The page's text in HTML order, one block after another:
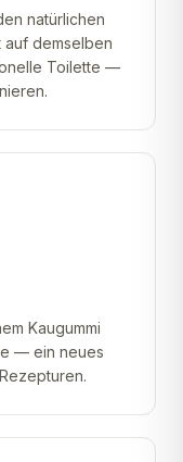
natürlichen
auf demselben
Toilette —
Kaugummi
— ein neues